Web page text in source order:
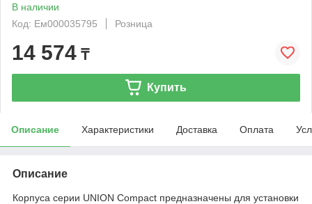
В наличии
Код: Ем000035795
Розница
14 574 ₸
Купить
Описание Характеристики Доставка Оплата
Описание
Корпуса серии UNION Compact предназначены для установки